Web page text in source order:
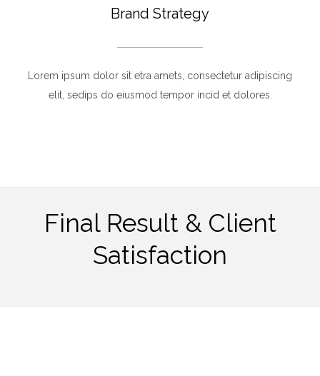
Brand Strategy
Lorem ipsum dolor sit etra amets, consectetur adipiscing
elit, sedips do eiusmod tempor incid et dolores.
Final Result & Client
Satisfaction